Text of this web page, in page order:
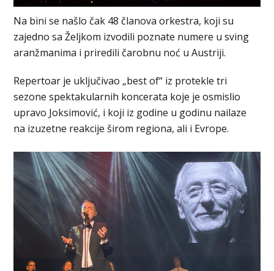
Na bini se našlo čak 48 članova orkestra, koji su
zajedno sa Željkom izvodili poznate numere u sving
aranžmanima i priredili čarobnu noć u Austriji.
Repertoar je uključivao „best of“ iz protekle tri
sezone spektakularnih koncerata koje je osmislio
upravo Joksimović, i koji iz godine u godinu nailaze
na izuzetne reakcije širom regiona, ali i Evrope.